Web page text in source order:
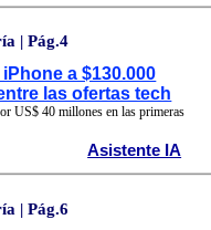
| Pág.4
iPhone a $130.000
las ofertas tech
US$ 40 millones en las primeras
Asistente IA
| Pág.6